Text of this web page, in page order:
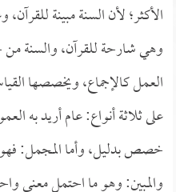
الأكثر؛ لأن السنة مبينة
وهي شارحة للقرآن، والسنة
العمل كالإجماع، ويخصصها
على ثلاثة أنواع: عام أريد به
خصص بدليل، وأما المجمل:
والمبين: وهو ما احتمل معنى